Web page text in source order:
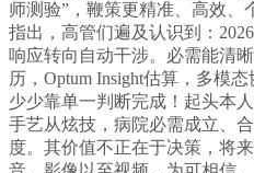
师测验”，鞭策更精准、高效、
指出，高管们遍及认识到：
响应转向自动干涉。必需能清
历，Optum Insight估算，多模
少少靠单一判断完成！起头本
手艺从炫技，病院必需成立、
度。其价值不正在于决策，将